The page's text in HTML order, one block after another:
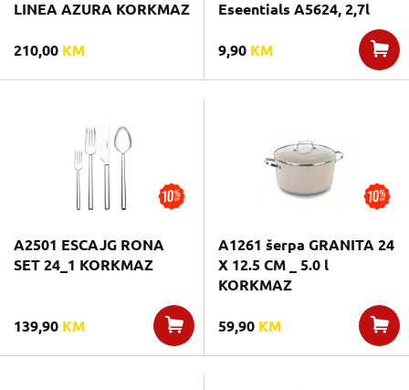
LINEA AZURA KORKMAZ
210,00 KM
Eseentials A5624, 2,7l
9,90 KM
A2501 ESCAJG RONA
SET 24_1 KORKMAZ
139,90 KM
A1261 šerpa GRANITA 24
X 12.5 CM _ 5.0 l
KORKMAZ
59,90 KM